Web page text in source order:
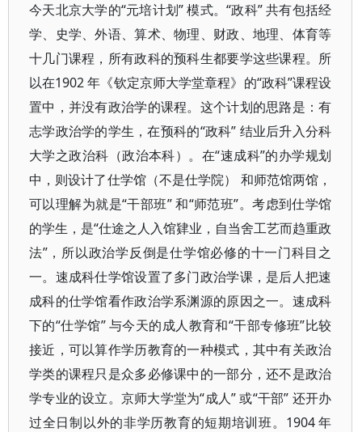
今天北京大学的“元培计划” 模式。“政科” 共有包括经
学、史学、外语、算术、物理、财政、地理、体育等
十几门课程，所有政科的预科生都要学这些课程。所
以在1902 年《钦定京师大学堂章程》的“政科”课程设
置中，并没有政治学的课程。这个计划的思路是：有
志学政治学的学生，在预科的“政科” 结业后升入分科
大学之政治科（政治本科）。在“速成科”的办学规划
中，则设计了仕学馆（不是仕学院） 和师范馆两馆，
可以理解为就是“干部班” 和“师范班”。考虑到仕学馆
的学生，是“仕途之人入馆肄业，自当舍工艺而趋重政
法”，所以政治学反倒是仕学馆必修的十一门科目之
一。速成科仕学馆设置了多门政治学课，是后人把速
成科的仕学馆看作政治学系渊源的原因之一。速成科
下的“仕学馆” 与今天的成人教育和“干部专修班”比较
接近，可以算作学历教育的一种模式，其中有关政治
学类的课程只是众多必修课中的一部分，还不是政治
学专业的设立。京师大学堂为“成人” 或“干部” 还开办
过全日制以外的非学历教育的短期培训班。1904 年